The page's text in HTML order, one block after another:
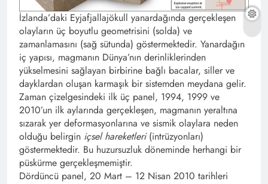
İzlanda’daki Eyjafjallajökull yanardağında gerçekleşen
olayların üç boyutlu geometrisini (solda) ve
zamanlamasını (sağ sütunda) göstermektedir. Yanardağın
iç yapısı, magmanın Dünya’nın derinliklerinden
yükselmesini sağlayan birbirine bağlı bacalar, siller ve
dayklardan oluşan karmaşık bir sistemden meydana gelir.
Zaman çizelgesindeki ilk üç panel, 1994, 1999 ve
2010’un ilk aylarında gerçekleşen, magmanın yeraltına
sızarak yer deformasyonlarına ve sismik olaylara neden
olduğu belirgin içsel hareketleri(intrüzyonları)
göstermektedir. Bu huzursuzluk döneminde herhangi bir
püskürme gerçekleşmemiştir.
Dördüncü panel, 20 Mart – 12 Nisan 2010 tarihleri